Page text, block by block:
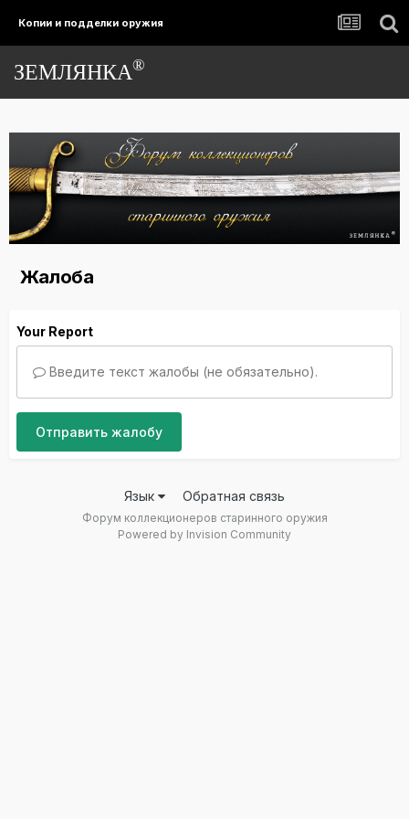
Копии и подделки оружия
ЗЕМЛЯНКА®
Жалоба
Your Report
Введите текст жалобы (не обязательно).
Отправить жалобу
Язык Обратная связь
Форум коллекционеров старинного оружия
Powered by Invision Community